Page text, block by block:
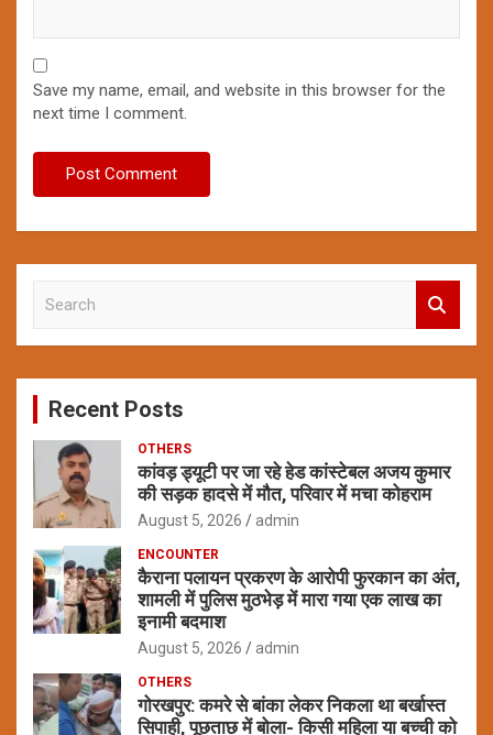
Save my name, email, and website in this browser for the
next time I comment.
c
Recent Posts
OTHERS
कांवड़ ड्यूटी पर जा रहे हेड कांस्टेबल अजय कुमार
की सड़क हादसे में मौत, परिवार में मचा कोहराम
August 5, 2026 admin
ENCOUNTER
कैराना पलायन प्रकरण के आरोपी फुरकान का अंत,
शामली में पुलिस मुठभेड़ में मारा गया एक लाख का
इनामी बदमाश
August 5, 2026 admin
OTHERS
गोरखपुर: कमरे से बांका लेकर निकला था बर्खास्त
सिपाही, पूछताछ में बोला- किसी महिला या बच्ची को